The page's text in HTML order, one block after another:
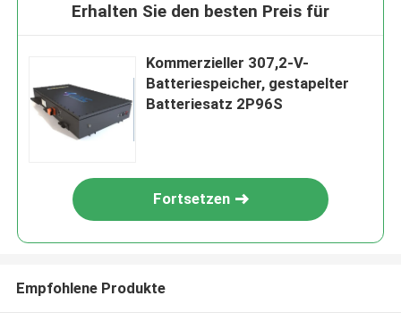
Erhalten Sie den besten Preis für
Kommerzieller 307,2-V-
Batteriespeicher, gestapelter
Batteriesatz 2P96S
Fortsetzen
Empfohlene Produkte